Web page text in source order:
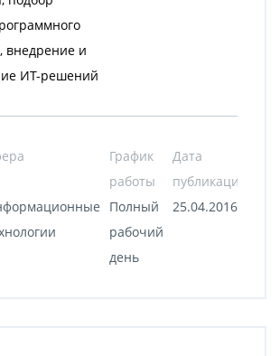
внедрение и
ИТ-решений
График
работы
Дата
публикации
Полный
рабочий
день
25.04.2016